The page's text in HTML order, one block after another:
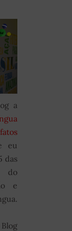
a
eu
das
do
e